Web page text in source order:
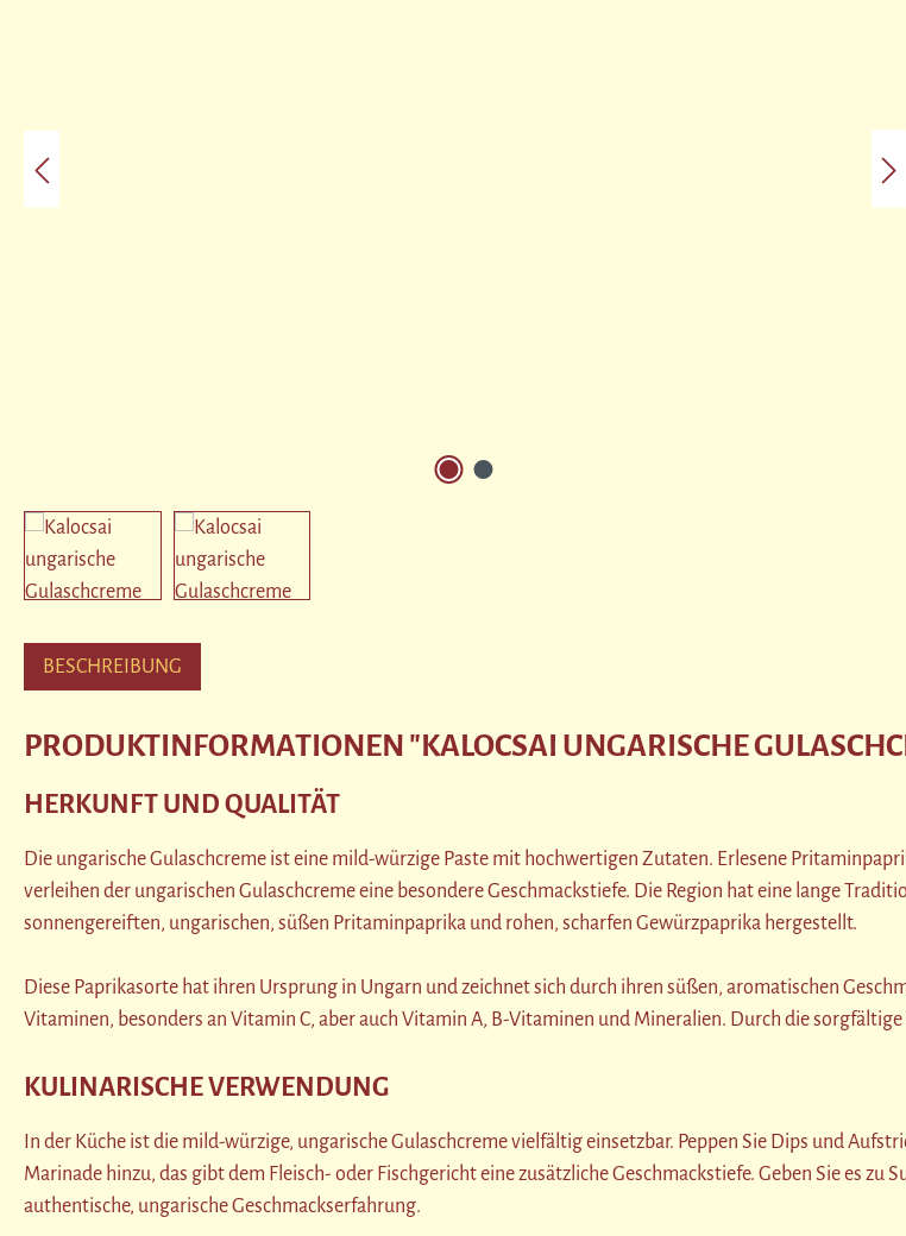
BESCHREIBUNG
PRODUKTINFORMATIONEN "KALOCSAI UNGARISCHE
HERKUNFT UND QUALITÄT
Die ungarische Gulaschcreme ist eine mild-würzige Paste mit hochwertigen Zutaten. Erlesene
verleihen der ungarischen Gulaschcreme eine besondere Geschmackstiefe. Die Region hat eine lange
sonnengereiften, ungarischen, süßen Pritaminpaprika und rohen, scharfen Gewürzpaprika hergestellt.
Diese Paprikasorte hat ihren Ursprung in Ungarn und zeichnet sich durch ihren süßen, aromatischen
Vitaminen, besonders an Vitamin C, aber auch Vitamin A, B-Vitaminen und Mineralien. Durch die
KULINARISCHE VERWENDUNG
In der Küche ist die mild-würzige, ungarische Gulaschcreme vielfältig einsetzbar. Peppen Sie Dips und
Marinade hinzu, das gibt dem Fleisch- oder Fischgericht eine zusätzliche Geschmackstiefe. Geben Sie es
authentische, ungarische Geschmackserfahrung.